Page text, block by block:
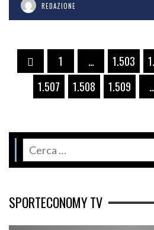
REDAZIONE
1 … 1.503
1.507
1.508 1.509 …
SPORTECONOMY TV